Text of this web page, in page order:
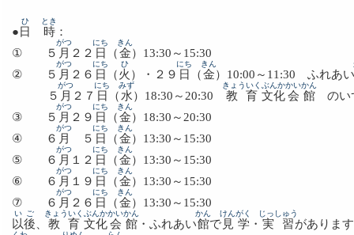
● 日
ひ
時
とき
：
① ５ 月
がつ
２２ 日
にち
（金
きん
）13:30～15:30
② ５ 月
がつ
２６ 日
にち
（火
ひ
）・２９ 日
にち
（金
きん
）10:00～11:30 ふれあい
５ 月
がつ
２７ 日
にち
（ 水
みず
）18:30～20:30 教育
きょういく
文化
ぶんか
会館
かいかん
のい
③ ５ 月
がつ
２９ 日
にち
（金
きん
）18:30～20:30
④ ６ 月
がつ
５ 日
にち
（金
きん
）13:30～15:30
⑤ ６ 月
がつ
１２ 日
にち
（金
きん
）13:30～15:30
⑥ ６ 月
がつ
１９ 日
にち
（金
きん
）13:30～15:30
⑦ ６ 月
がつ
２６ 日
にち
（金
きん
）13:30～15:30
以後
いご
教育
きょういく
文化
ぶんか
会館
かいかん
・ふれあい館
かん
で 見学
けんがく
・ 実習
じっしゅう
がありま